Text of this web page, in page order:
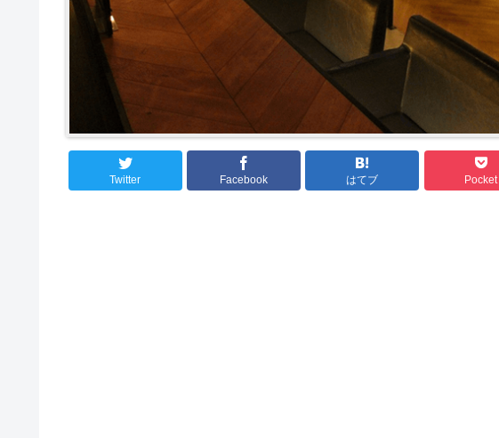
Twitter Facebook はてブ Pocket